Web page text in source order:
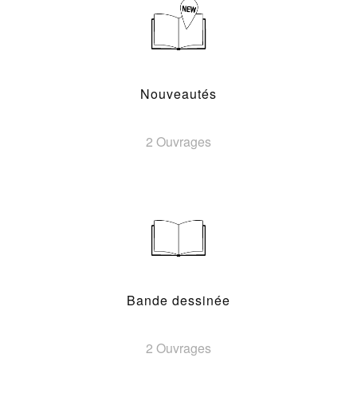
Nouveautés
2 Ouvrages
Bande dessinée
2 Ouvrages